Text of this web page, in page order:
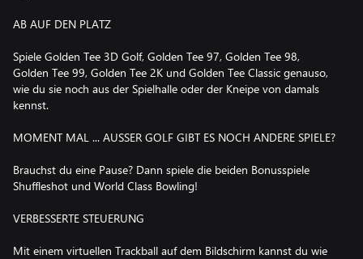
AB AUF DEN PLATZ
Spiele Golden Tee 3D Golf, Golden Tee 97, Golden Tee 98,
Golden Tee 99, Golden Tee 2K und Golden Tee Classic genauso,
wie du sie noch aus der Spielhalle oder der Kneipe von damals
kennst.
MOMENT MAL ... AUSSER GOLF GIBT ES NOCH ANDERE SPIELE?
Brauchst du eine Pause? Dann spiele die beiden Bonusspiele
Shuffleshot und World Class Bowling!
VERBESSERTE STEUERUNG
Mit einem virtuellen Trackball auf dem Bildschirm kannst du wie